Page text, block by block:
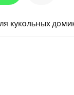
кукольных